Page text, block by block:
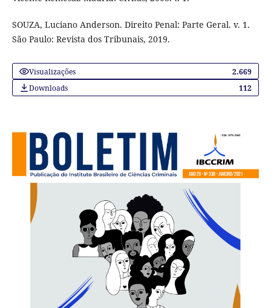
SOUZA, Luciano Anderson. Direito Penal: Parte Geral. v. 1.
São Paulo: Revista dos Tribunais, 2019.
Visualizações
2.669
Downloads
112